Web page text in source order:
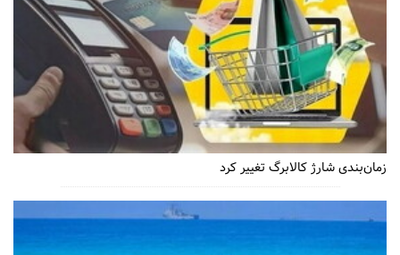
زمان‌بندی شارژ کالابرگ تغییر کرد